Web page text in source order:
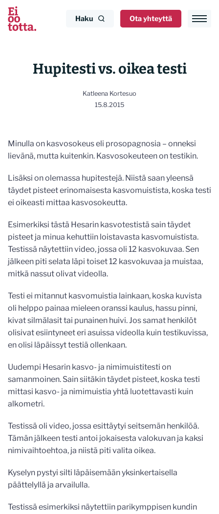
Siirry
sisältöön
Haku Ota yhteyttä
Hupitesti vs. oikea testi
Katleena Kortesuo
15.8.2015
Minulla on kasvosokeus eli prosopagnosia – onneksi
lievänä, mutta kuitenkin. Kasvosokeuteen on testikin.
Lisäksi on olemassa hupitestejä. Niistä saan yleensä
täydet pisteet erinomaisesta kasvomuistista, koska testi
ei oikeasti mittaa kasvosokeutta.
Esimerkiksi tästä Hesarin kasvotestistä sain täydet
pisteet ja minua kehuttiin loistavasta kasvomuistista.
Testissä näytettiin video, jossa oli 12 kasvokuvaa. Sen
jälkeen piti selata läpi toiset 12 kasvokuvaa ja muistaa,
mitkä nassut olivat videolla.
Testi ei mitannut kasvomuistia lainkaan, koska kuvista
oli helppo painaa mieleen oranssi kaulus, hassu pinni,
kivat silmälasit tai punainen huivi. Jos samat henkilöt
olisivat esiintyneet eri asuissa videolla kuin testikuvissa,
en olisi läpäissyt testiä ollenkaan.
Uudempi Hesarin kasvo- ja nimimuistitesti on
samanmoinen. Sain siitäkin täydet pisteet, koska testi
mittasi kasvo- ja nimimuistia yhtä luotettavasti kuin
alkometri.
Testissä oli video, jossa esittäytyi seitsemän henkilöä.
Tämän jälkeen testi antoi jokaisesta valokuvan ja kaksi
nimivaihtoehtoa, ja niistä piti valita oikea.
Kyselyn pystyi silti läpäisemään yksinkertaisella
päättelyllä ja arvailulla.
Testissä esimerkiksi näytettiin parikymppisen kundin